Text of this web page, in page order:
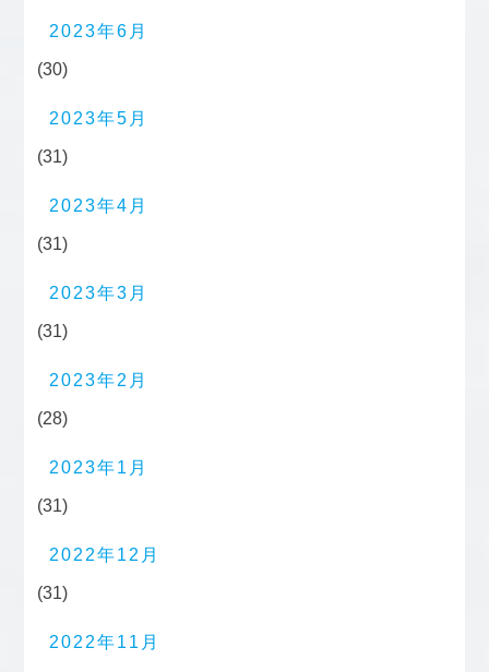
2023年6月
(30)
2023年5月
(31)
2023年4月
(31)
2023年3月
(31)
2023年2月
(28)
2023年1月
(31)
2022年12月
(31)
2022年11月